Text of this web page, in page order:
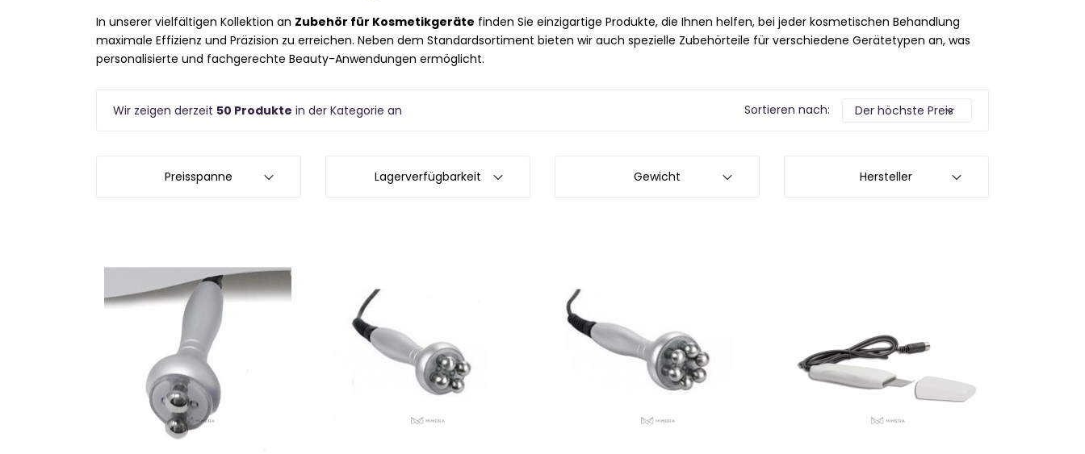
In unserer vielfältigen Kollektion an Zubehör für Kosmetikgeräte finden Sie einzigartige Produkte, die Ihnen helfen, bei jeder kosmetischen Behandlung
maximale Effizienz und Präzision zu erreichen. Neben dem Standardsortiment bieten wir auch spezielle Zubehörteile für verschiedene Gerätetypen an, was
personalisierte und fachgerechte Beauty-Anwendungen ermöglicht.
Wir zeigen derzeit 50 Produkte in der Kategorie an Sortieren nach:
Preisspanne Lagerverfügbarkeit Gewicht Hersteller